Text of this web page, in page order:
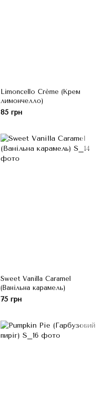
Limoncello Crème (Крем
лимончелло)
85 грн
Sweet Vanilla Caramel
(Ванільна карамель)
75 грн